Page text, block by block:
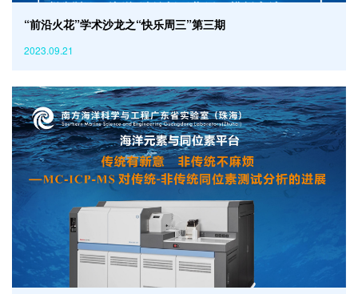
“前沿火花”学术沙龙之“快乐周三”第三期
2023.09.21